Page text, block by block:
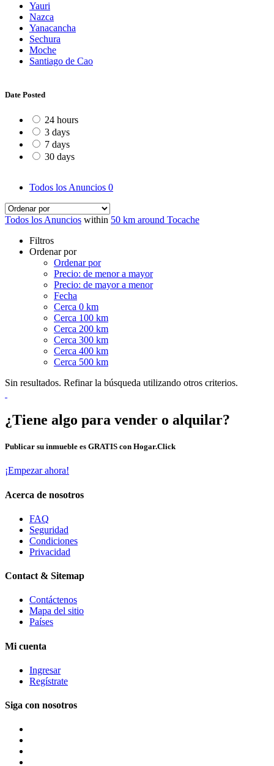
Yauri
Nazca
Yanacancha
Sechura
Moche
Santiago de Cao
Date Posted
24 hours
3 days
7 days
30 days
Todos los Anuncios 0
Todos los Anuncios within 50 km around Tocache
Filtros
Ordenar por
Ordenar por
Precio: de menor a mayor
Precio: de mayor a menor
Fecha
Cerca 0 km
Cerca 100 km
Cerca 200 km
Cerca 300 km
Cerca 400 km
Cerca 500 km
Sin resultados. Refinar la búsqueda utilizando otros criterios.
¿Tiene algo para vender o alquilar?
Publicar su inmueble es GRATIS con Hogar.Click
¡Empezar ahora!
Acerca de nosotros
FAQ
Seguridad
Condiciones
Privacidad
Contact & Sitemap
Contáctenos
Mapa del sitio
Países
Mi cuenta
Ingresar
Regístrate
Siga con nosotros